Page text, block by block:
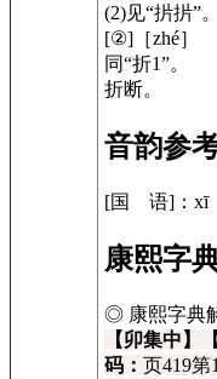
(2)见“扸扸”。
[②]［zhé］
同“折1”。
折断。
音韵参
[国 语]：xī
康熙字
◎ 康熙字典
【卯集中
码： 页419第